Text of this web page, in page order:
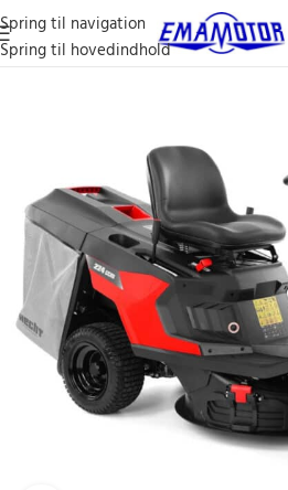
Spring til navigation
Spring til hovedindhold